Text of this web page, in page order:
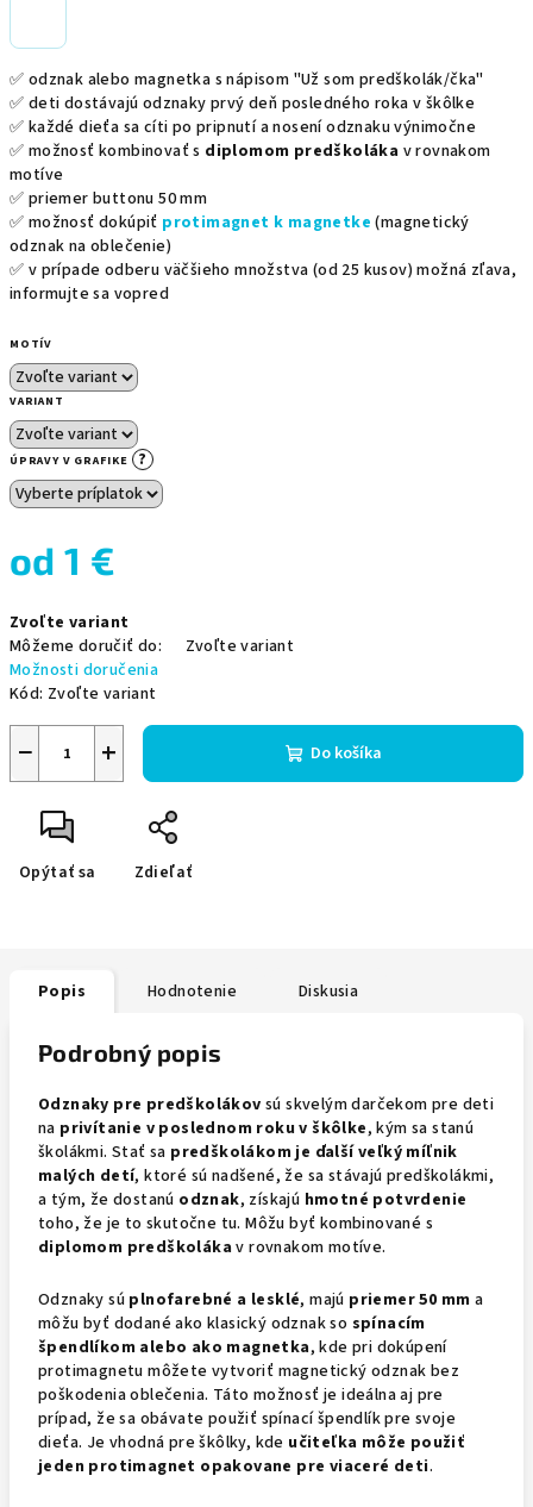
✅ odznak alebo magnetka s nápisom "Už som predškolák/čka"
✅ deti dostávajú odznaky prvý deň posledného roka v škôlke
✅ každé dieťa sa cíti po pripnutí a nosení odznaku výnimočne
✅ možnosť kombinovať s diplomom predškoláka v rovnakom
motíve
✅ priemer buttonu 50 mm
✅ možnosť dokúpiť protimagnet k magnetke (magnetický
odznak na oblečenie)
✅ v prípade odberu väčšieho množstva (od 25 kusov) možná zľava,
informujte sa vopred
MOTÍV
VARIANT
ÚPRAVY V GRAFIKE ?
od1 €
cena:
Zvoľte variant
Môžeme doručiť do:
Zvoľte variant
Možnosti doručenia
Kód: Zvoľte variant
+
− Do košíka
Opýtať sa Zdieľať
Popis Hodnotenie Diskusia
Podrobný popis
Odznaky pre predškolákov sú skvelým darčekom pre deti
na privítanie v poslednom roku v škôlke, kým sa stanú
školákmi. Stať sa predškolákom je ďalší veľký míľnik
malých detí, ktoré sú nadšené, že sa stávajú predškolákmi,
a tým, že dostanú odznak, získajú hmotné potvrdenie
toho, že je to skutočne tu. Môžu byť kombinované s
diplomom predškoláka v rovnakom motíve.
Odznaky sú plnofarebné a lesklé, majú priemer 50 mm a
môžu byť dodané ako klasický odznak so spínacím
špendlíkom alebo ako magnetka, kde pri dokúpení
protimagnetu môžete vytvoriť magnetický odznak bez
poškodenia oblečenia. Táto možnosť je ideálna aj pre
prípad, že sa obávate použiť spínací špendlík pre svoje
dieťa. Je vhodná pre škôlky, kde učiteľka môže použiť
jeden protimagnet opakovane pre viaceré deti.